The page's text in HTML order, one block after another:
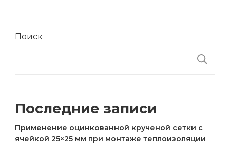
Поиск
Последние записи
Применение оцинкованной крученой сетки с
ячейкой 25×25 мм при монтаже теплоизоляции